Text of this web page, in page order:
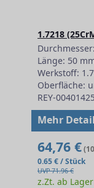
1.7218
Länge: 50
Werkstoff:
Oberfläche:
REY-
Mehr
64,76 €
0.65 € / Stück
UVP 71.96 €
z.Zt. ab